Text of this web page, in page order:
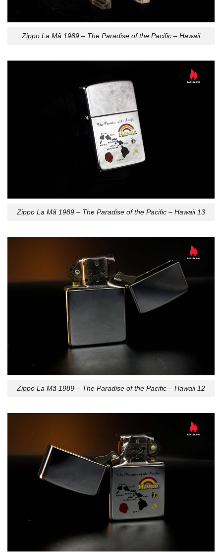
Zippo La Mã 1989 – The Paradise of the Pacific – Hawaii
Zippo La Mã 1989 – The Paradise of the Pacific – Hawaii 13
Zippo La Mã 1989 – The Paradise of the Pacific – Hawaii 12